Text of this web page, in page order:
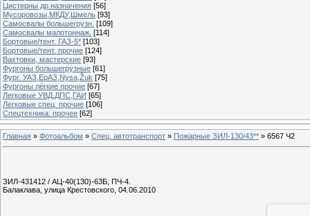
Цистерны др.назначения [56]
Мусоровозы,МКДУ,Шмель [93]
Самосвалы большегрузн. [109]
Самосвалы малотоннаж. [114]
Бортовые/тент. ГАЗ-5* [103]
Бортовые/тент. прочие [124]
Вахтовки, мастерские [93]
Фургоны большегрузные [61]
Фург. УАЗ,ЕрАЗ,Nysa,Žuk [75]
Фургоны лёгкие прочие [67]
Легковые УВД,ДПС,ГАИ [65]
Легковые спец. прочие [106]
Спецтехника: прочее [62]
Главная » Фотоальбом » Спец. автотранспорт » Пожарные ЗИЛ-130/43** » 6567 Ч2
ЗИЛ-431412 / АЦ-40(130)-63Б, ПЧ-4.
Балаклава, улица Крестовского, 04.06.2010